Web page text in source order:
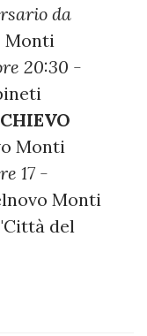
da
Monti
20:30 -
CHIEVO
Monti
17 -
Monti
del